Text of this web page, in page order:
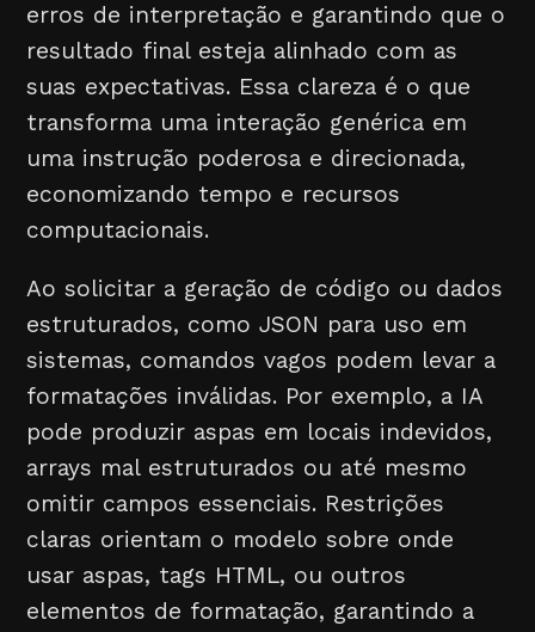
erros de interpretação e garantindo que o
resultado final esteja alinhado com as
suas expectativas. Essa clareza é o que
transforma uma interação genérica em
uma instrução poderosa e direcionada,
economizando tempo e recursos
computacionais.
Ao solicitar a geração de código ou dados
estruturados, como JSON para uso em
sistemas, comandos vagos podem levar a
formatações inválidas. Por exemplo, a IA
pode produzir aspas em locais indevidos,
arrays mal estruturados ou até mesmo
omitir campos essenciais. Restrições
claras orientam o modelo sobre onde
usar aspas, tags HTML, ou outros
elementos de formatação, garantindo a